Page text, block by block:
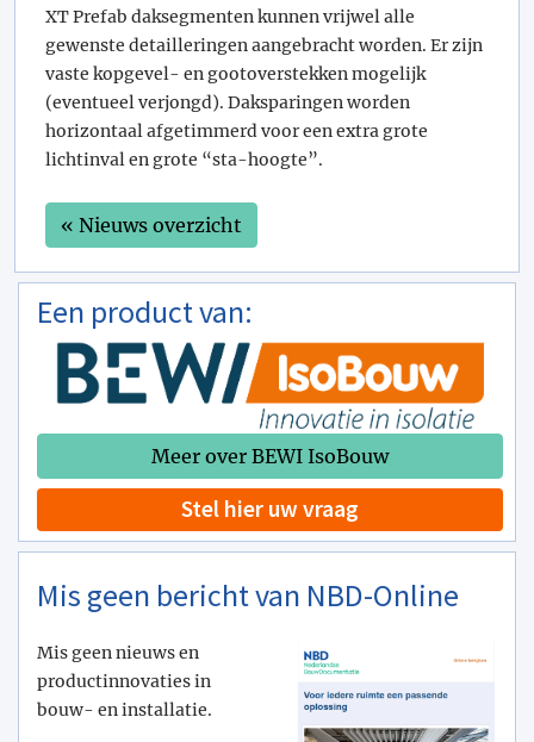
XT Prefab daksegmenten kunnen vrijwel alle
gewenste detailleringen aangebracht worden. Er zijn
vaste kopgevel- en gootoverstekken mogelijk
(eventueel verjongd). Daksparingen worden
horizontaal afgetimmerd voor een extra grote
lichtinval en grote “sta-hoogte”.
« Nieuws overzicht
Een product van:
Meer over BEWI IsoBouw
Stel hier uw vraag
Mis geen bericht van NBD-Online
Mis geen nieuws en
productinnovaties in
bouw- en installatie.